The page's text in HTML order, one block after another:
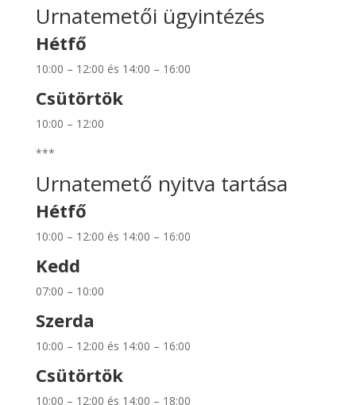
Urnatemetői ügyintézés
Hétfő
10:00 – 12:00 és 14:00 – 16:00
Csütörtök
10:00 – 12:00
***
Urnatemető nyitva tartása
Hétfő
10:00 – 12:00 és 14:00 – 16:00
Kedd
07:00 – 10:00
Szerda
10:00 – 12:00 és 14:00 – 16:00
Csütörtök
10:00 – 12:00 és 14:00 – 18:00